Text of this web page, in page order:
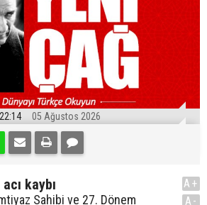
22:14 05 Ağustos 2026
kaybı
Sahibi ve 27. Dönem
A+
A-